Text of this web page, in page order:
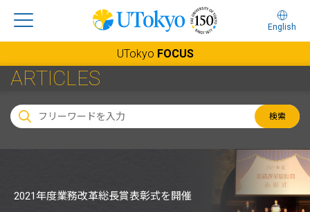
English
UTokyo FOCUS
ARTICLES
検索
2021年度業務改革総長賞表彰式を開催